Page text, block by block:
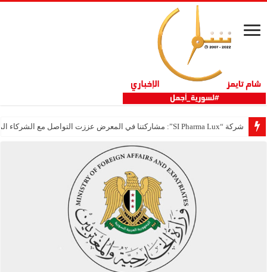
شركة “SI Pharma Lux”: مشاركتنا في المعرض عززت التواصل مع الشركاء المحليين والدوليين